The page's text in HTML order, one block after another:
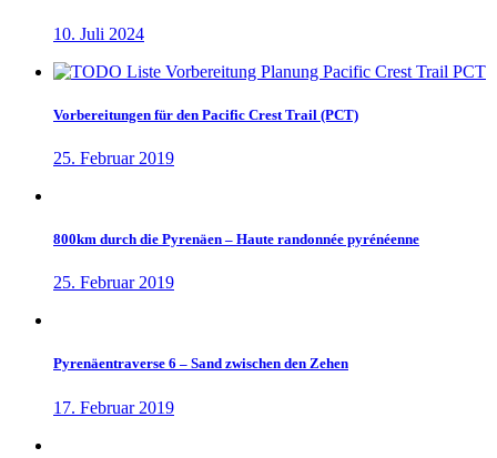
10. Juli 2024
Vorbereitungen für den Pacific Crest Trail (PCT)
25. Februar 2019
800km durch die Pyrenäen – Haute randonnée pyrénéenne
25. Februar 2019
Pyrenäentraverse 6 – Sand zwischen den Zehen
17. Februar 2019